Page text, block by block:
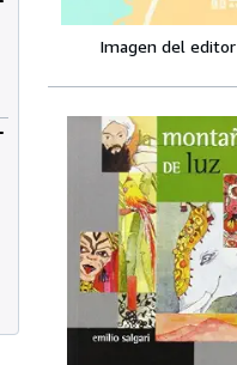
Imagen del editor